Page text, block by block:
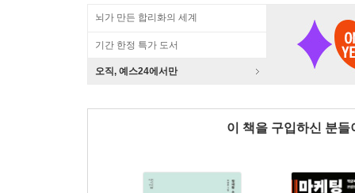
뇌가 만든 합리화의 세계
기간 한정 특가 도서
오직, 예스24에서만
이 책을 구입하신 분